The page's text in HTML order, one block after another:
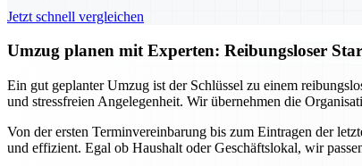
Jetzt schnell vergleichen
Umzug planen mit Experten: Reibungsloser
Ein gut geplanter Umzug ist der Schlüssel zu einem
und stressfreien Angelegenheit. Wir übernehmen die
Von der ersten Terminvereinbarung bis zum Eintragen der
und effizient. Egal ob Haushalt oder Geschäftslokal, wir